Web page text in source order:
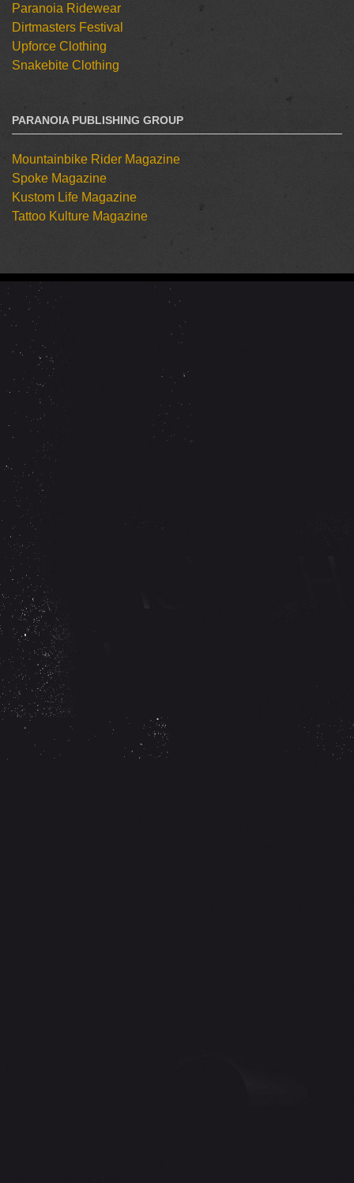
Paranoia Ridewear
Dirtmasters Festival
Upforce Clothing
Snakebite Clothing
PARANOIA PUBLISHING GROUP
Mountainbike Rider Magazine
Spoke Magazine
Kustom Life Magazine
Tattoo Kulture Magazine